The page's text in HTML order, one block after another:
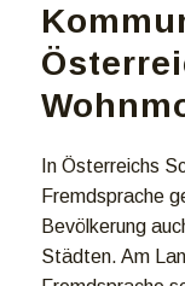
In Österreichs
Fremdsprache
Bevölkerung
Städten. Am